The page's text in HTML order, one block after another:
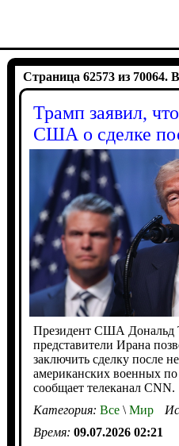
Страница 62573 из 70064.
Трамп заявил,
США о сделке
Президент США Дональд
представители Ирана
заключить сделку после
американских военных
сообщает телеканал CNN.
Категория: Все\Мир
Время: 09.07.2026 02:21